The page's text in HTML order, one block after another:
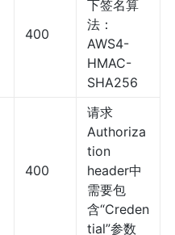
400
下签名算
法：
AWS4-
HMAC-
SHA256
400
请求
Authoriza
tion
header中
需要包
含“Creden
tial”参数